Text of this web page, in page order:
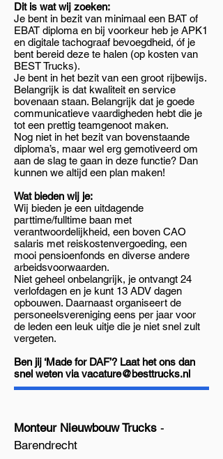
Dit is wat wij zoeken:
Je bent in bezit van minimaal een BAT of
EBAT diploma en bij voorkeur heb je APK1
en digitale tachograaf bevoegdheid, óf je
bent bereid deze te halen (op kosten van
BEST Trucks).
Je bent in het bezit van een groot rijbewijs.
Belangrijk is dat kwaliteit en service
bovenaan staan. Belangrijk dat je goede
communicatieve vaardigheden hebt die je
tot een prettig teamgenoot maken.
Nog niet in het bezit van bovenstaande
diploma’s, maar wel erg gemotiveerd om
aan de slag te gaan in deze functie? Dan
kunnen we altijd een plan maken!
Wat bieden wij je:
Wij bieden je een uitdagende
parttime/fulltime baan met
verantwoordelijkheid, een boven CAO
salaris met reiskostenvergoeding, een
mooi pensioenfonds en diverse andere
arbeidsvoorwaarden.
Niet geheel onbelangrijk, je ontvangt 24
verlofdagen en je kunt 13 ADV dagen
opbouwen. Daarnaast organiseert de
personeelsvereniging eens per jaar voor
de leden een leuk uitje die je niet snel zult
vergeten.
Ben jij ‘Made for DAF’? Laat het ons dan
snel weten viavacature@besttrucks.nl
Monteur Nieuwbouw Trucks -
Barendrecht